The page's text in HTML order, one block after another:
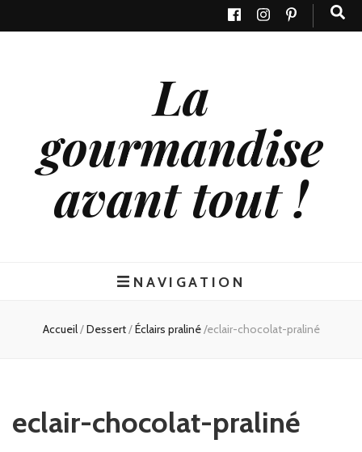
La
gourmandise
avant tout !
NAVIGATION
Accueil/Dessert/Éclairs praliné/eclair-chocolat-praliné
eclair-chocolat-praliné